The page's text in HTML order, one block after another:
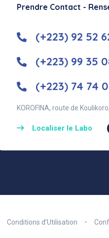
Prendre Contact -
(+223) 92 52
(+223) 99 35
(+223) 74 74
KOROFINA, route de
Localiser le Labo
Conditions d’Utilisation